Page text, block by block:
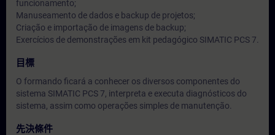
funcionamento;
Manuseamento de dados e backup de projetos;
Criação e importação de imagens de backup;
Exercícios de demonstrações em kit pedagógico SIMATIC PCS 7.
目標
O formando ficará a conhecer os diversos componentes do
sistema SIMATIC PCS 7, interpreta e executa diagnósticos do
sistema, assim como operações simples de manutenção.
先決條件